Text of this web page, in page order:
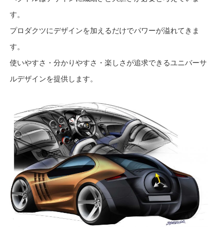
す。
プロダクツにデザインを加えるだけでパワーが溢れてきま
す。
使いやすさ・分かりやすさ・楽しさが追求できるユニバーサ
ルデザインを提供します。